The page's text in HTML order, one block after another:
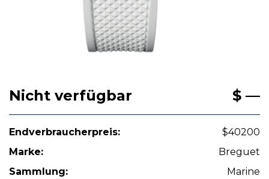
Nicht verfügbar $ —
Endverbraucherpreis:
$40200
Marke:
Breguet
Sammlung:
Marine